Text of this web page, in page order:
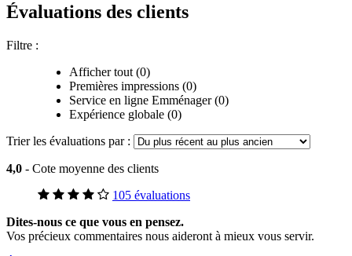
Évaluations des clients
Filtre :
Afficher tout (0)
Premières impressions (0)
Service en ligne Emménager (0)
Expérience globale (0)
Trier les évaluations par :
4,0 - Cote moyenne des clients
105 évaluations
Dites-nous ce que vous en pensez.
Vos précieux commentaires nous aideront à mieux vous servir.